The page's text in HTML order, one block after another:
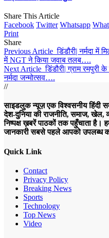
Share This Article
Facebook Twitter Whatsapp
Print
Share
Previous Article डिंडौरी| नर्मदा में
में NGT ने किया जवाब तलब….
Next Article डिंडौरी| ग्राम रमपुरी
नर्मदा जन्मोत्सव….
//
साइडलुक न्यूज़ एक विश्वसनीय हिंदी
देश-दुनिया की राजनीति, समाज,
निष्पक्ष ख़बरें पाठकों तक पहुँचाता है।
जानकारी सबसे पहले आपको उपलब्ध
Quick Link
Contact
Privacy Policy
Breaking News
Sports
Technology
Top News
Video